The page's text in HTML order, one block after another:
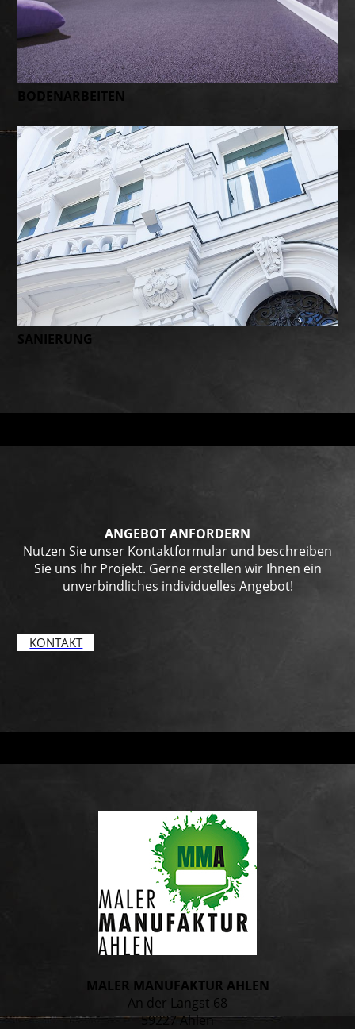
BODENARBEITEN
SANIERUNG
ANGEBOT ANFORDERN
Nutzen Sie unser Kontaktformular und beschreiben
Sie uns Ihr Projekt. Gerne erstellen wir Ihnen ein
unverbindliches individuelles Angebot!
KONTAKT
MALER MANUFAKTUR AHLEN
An der Langst 68
59227 Ahlen